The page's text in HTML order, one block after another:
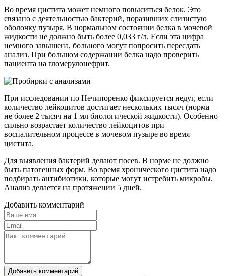
Во время цистита может немного повыситься белок. Это
связано с деятельностью бактерий, поразивших слизистую
оболочку пузыря. В нормальном состоянии белка в мочевой
жидкости не должно быть более 0,033 г/л. Если эта цифра
немного завышена, больного могут попросить пересдать
анализ. При большом содержании белка надо проверить
пациента на гломерулонефрит.
При исследовании по Нечипоренко фиксируется недуг, если
количество лейкоцитов достигает нескольких тысяч (норма —
не более 2 тысяч на 1 мл биологической жидкости). Особенно
сильно возрастает количество лейкоцитов при
воспалительном процессе в мочевом пузыре во время
цистита.
Для выявления бактерий делают посев. В норме не должно
быть патогенных форм. Во время хронического цистита надо
подбирать антибиотики, которые могут истребить микробы.
Анализ делается на протяжении 5 дней.
Добавить комментарий
Добавить комментарий